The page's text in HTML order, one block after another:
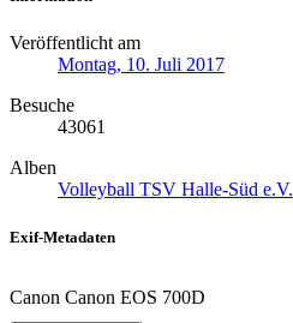
Veröffentlicht am
Montag, 10. Juli 2017
Besuche
43061
Alben
Volleyball TSV Halle-Süd e.V.
Exif-Metadaten
Canon Canon EOS 700D